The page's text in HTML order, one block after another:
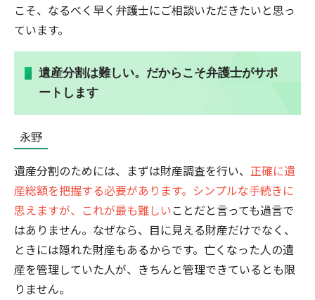
こそ、なるべく早く弁護士にご相談いただきたいと思っ
ています。
遺産分割は難しい。だからこそ弁護士がサポ
ートします
永野
遺産分割のためには、まずは財産調査を行い、 正確に遺
産総額を把握する必要があります。シンプルな手続きに
思えますが、これが最も難しいことだと言っても過言で
はありません。なぜなら、目に見える財産だけでなく、
ときには隠れた財産もあるからです。亡くなった人の遺
産を管理していた人が、きちんと管理できているとも限
りません。